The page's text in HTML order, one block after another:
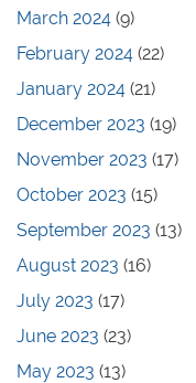
March 2024 (9)
February 2024 (22)
January 2024 (21)
December 2023 (19)
November 2023 (17)
October 2023 (15)
September 2023 (13)
August 2023 (16)
July 2023 (17)
June 2023 (23)
May 2023 (13)